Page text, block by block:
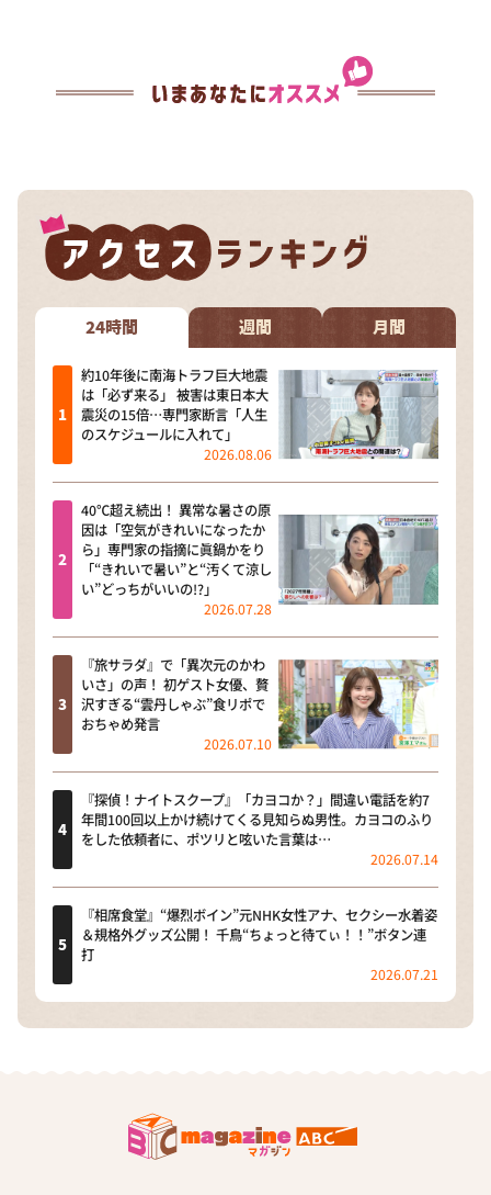
24時間 週間 月間
約10年後に南海トラフ巨大地震
は「必ず来る」 被害は東日本大
震災の15倍…専門家断言「人生
のスケジュールに入れて」
2026.08.06
40℃超え続出！ 異常な暑さの原
因は「空気がきれいになったか
ら」専門家の指摘に眞鍋かをり
「“きれいで暑い”と“汚くて涼し
い”どっちがいいの!?」
2026.07.28
『旅サラダ』で「異次元のかわ
いさ」の声！ 初ゲスト女優、贅
沢すぎる“雲丹しゃぶ”食リポで
おちゃめ発言
2026.07.10
『探偵！ナイトスクープ』「カヨコか？」間違い電話を約7
年間100回以上かけ続けてくる見知らぬ男性。カヨコのふり
をした依頼者に、ポツリと呟いた言葉は…
2026.07.14
『相席食堂』“爆烈ボイン”元NHK女性アナ、セクシー水着姿
＆規格外グッズ公開！ 千鳥“ちょっと待てぃ！！”ボタン連
打
2026.07.21